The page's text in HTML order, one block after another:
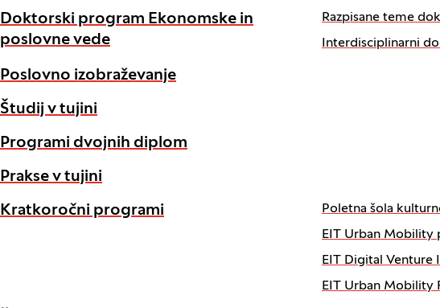
Doktorski program Ekonomske in
poslovne vede
Razpisane teme
Interdisciplinarni
Poslovno izobraževanje
Študij v tujini
Programi dvojnih diplom
Prakse v tujini
Kratkoročni programi
Poletna šola
EIT Urban Mobility
EIT Digital Venture
EIT Urban Mobility